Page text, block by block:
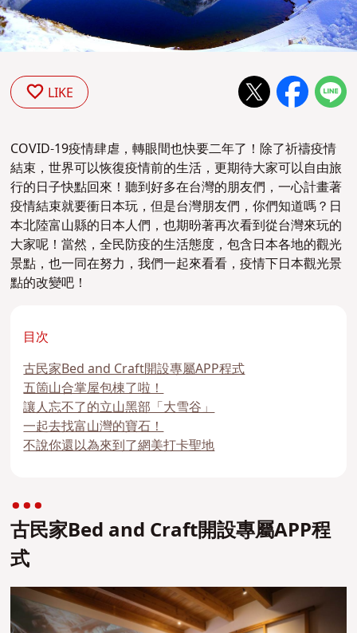
LIKE
COVID-19疫情肆虐，轉眼間也快要二年了！除了祈禱疫情
結束，世界可以恢復疫情前的生活，更期待大家可以自由旅
行的日子快點回來！聽到好多在台灣的朋友們，一心計畫著
疫情結束就要衝日本玩，但是台灣朋友們，你們知道嗎？日
本北陸富山縣的日本人們，也期昐著再次看到從台灣來玩的
大家呢！當然，全民防疫的生活態度，包含日本各地的觀光
景點，也一同在努力，我們一起來看看，疫情下日本觀光景
點的改變吧！
目次
古民家Bed and Craft開設專屬APP程式
五箇山合掌屋包棟了啦！
讓人忘不了的立山黑部「大雪谷」
一起去找富山灣的寶石！
不說你還以為來到了網美打卡聖地
古民家Bed and Craft開設專屬APP程
式